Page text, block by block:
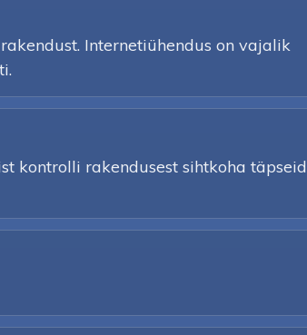
Internetiühendus on vajalik
kontrolli rakendusest sihtkoha täpseid